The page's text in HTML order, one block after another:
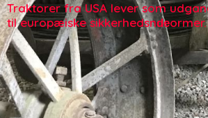
Traktorer fra USA lever som
til europæiske sikkerhedsndeormer.